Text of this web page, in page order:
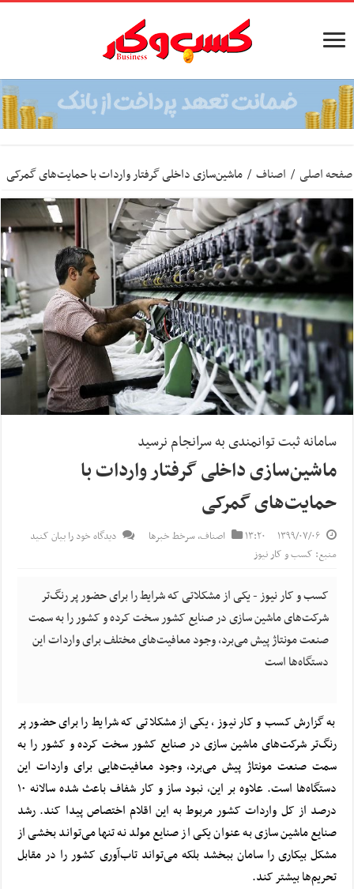
صفحه اصلی / اصناف / ماشین‌سازی داخلی گرفتار واردات با حمایت‌های گمرکی
سامانه ثبت توانمندی به سرانجام نرسید
ماشین‌سازی داخلی گرفتار واردات با
حمایت‌های گمرکی
۱۳۹۹/۰۷/۰۶ ۱۳:۲۰ اصناف,سرخط خبرها
دیدگاه خود را بیان کنید
منبع: کسب و کار نیوز
کسب و کار نیوز - یکی از مشکلاتی که شرایط را برای حضور پر رنگ‌تر
شرکت‌های ماشین سازی در صنایع کشور سخت کرده و کشور را به سمت
صنعت مونتاژ پیش می‌برد، وجود معافیت‌های مختلف برای واردات این
دستگاه‌ها است
به گزارش کسب و کار نیوز ، یکی از مشکلاتی که شرایط را برای حضور پر
رنگ‌تر شرکت‌های ماشین سازی در صنایع کشور سخت کرده و کشور را به
سمت صنعت مونتاژ پیش می‌برد، وجود معافیت‌هایی برای واردات این
دستگاه‌ها است. علاوه بر این، نبود ساز و کار شفاف باعث شده سالانه ۱۰
درصد از کل واردات کشور مربوط به این اقلام اختصاص پیدا کند. رشد
صنایع ماشین سازی به عنوان یکی از صنایع مولد نه تنها می‌تواند بخشی از
مشکل بیکاری را سامان ببخشد بلکه می‌تواند تاب‌آوری کشور را در مقابل
تحریم‌ها بیشتر کند.